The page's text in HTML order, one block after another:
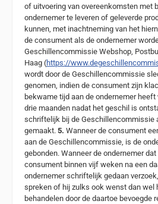
of uitvoering van overeenkomsten met
ondernemer te leveren of geleverde
kunnen, met inachtneming van het
de consument als de ondernemer
Geschillencommissie Webshop,
Haag (https://
wordt door de Geschillencommissie
genomen, indien de consument zijn
bekwame tijd aan de ondernemer heeft
drie maanden nadat het geschil is
schriftelijk bij de Geschillencommissie
gemaakt. 5. Wanneer de consument
aan de Geschillencommissie, is de
gebonden. Wanneer de ondernemer
consument binnen vijf weken na een
ondernemer schriftelijk gedaan
spreken of hij zulks ook wenst dan wel
behandelen door de daartoe bevoegde